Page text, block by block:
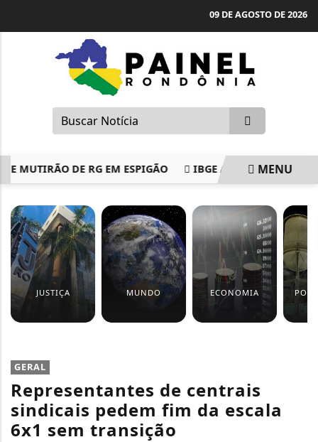
09 DE AGOSTO DE 2026
MUTIRÃO DE RG EM ESPIGÃO IBGE ANUNCIA PRIMEIRO
MENU
JUSTIÇA MUNDO ECONOMIA
GERAL
Representantes de centrais
sindicais pedem fim da escala
6x1 sem transição